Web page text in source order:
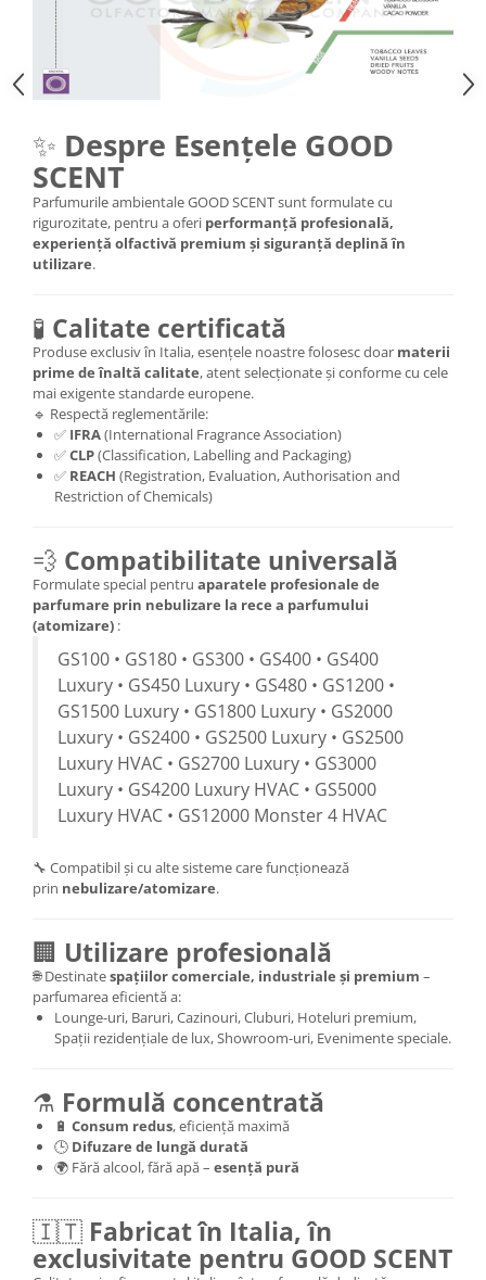
✨ Despre Esențele GOOD
SCENT
Parfumurile ambientale GOOD SCENT sunt formulate cu
rigurozitate, pentru a oferi performanță profesională,
experiență olfactivă premium și siguranță deplină în
utilizare.
🧪 Calitate certificată
Produse exclusiv în Italia, esențele noastre folosesc doar materii
prime de înaltă calitate, atent selecționate și conforme cu cele
mai exigente standarde europene.
🔹 Respectă reglementările:
✅ IFRA(International Fragrance Association)
✅CLP(Classification, Labelling and Packaging)
✅ REACH (Registration, Evaluation, Authorisation and
Restriction of Chemicals)
💨 Compatibilitate universală
Formulate special pentru aparatele profesionale de
parfumare prin nebulizare la rece a parfumului
(atomizare) :
GS100 • GS180 • GS300 • GS400 • GS400
Luxury • GS450 Luxury • GS480 • GS1200 •
GS1500 Luxury • GS1800 Luxury • GS2000
Luxury • GS2400 • GS2500 Luxury • GS2500
Luxury HVAC • GS2700 Luxury • GS3000
Luxury • GS4200 Luxury HVAC • GS5000
Luxury HVAC • GS12000 Monster 4 HVAC
🔧 Compatibil și cu alte sisteme care funcționează
prin nebulizare/atomizare.
🏢 Utilizare profesională
🌐 Destinatespațiilor comerciale, industriale și premium –
parfumarea eficientă a:
Lounge-uri, Baruri, Cazinouri, Cluburi, Hoteluri premium,
Spații rezidențiale de lux, Showroom-uri, Evenimente speciale.
⚗️ Formulă concentrată
🔋 Consum redus, eficiență maximă
🕒 Difuzare de lungă durată
🌍 Fără alcool, fără apă – esență pură
🇮🇹 Fabricat în Italia, în
exclusivitate pentru GOOD SCENT